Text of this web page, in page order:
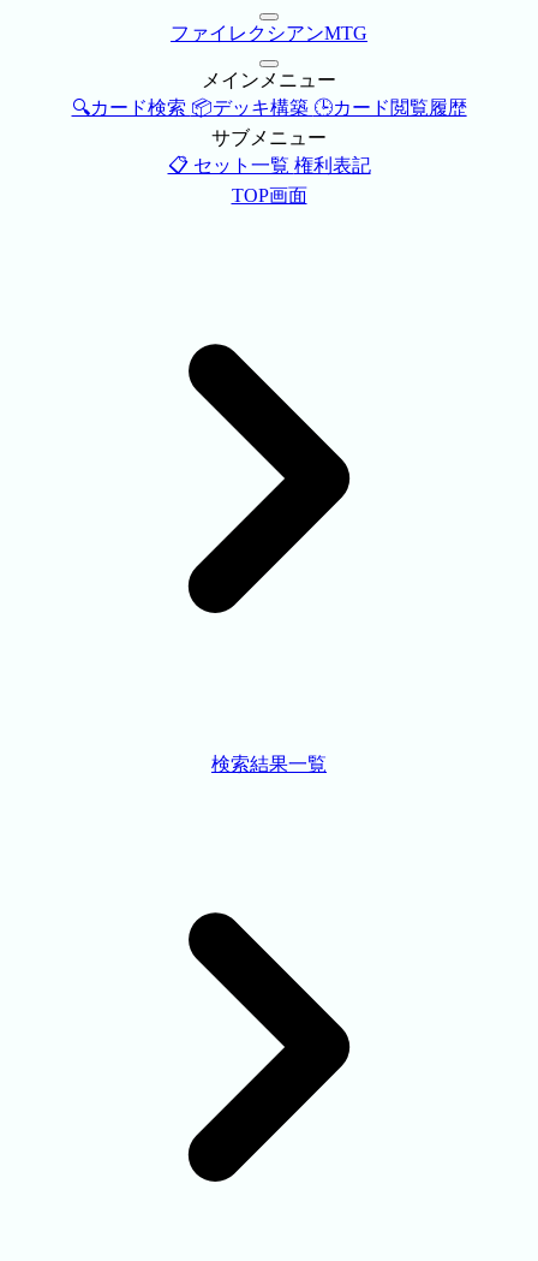
ファイレクシアンMTG
メインメニュー
🔍カード検索 📦デッキ構築 🕒カード閲覧履歴
サブメニュー
📋 セット一覧 権利表記
TOP画面
検索結果一覧